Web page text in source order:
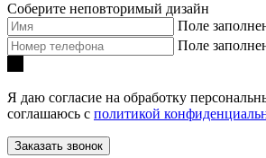
Соберите неповторимый дизайн
Поле
Поле
Я даю согласие на обработку
соглашаюсь с политикой
Заказать звонок